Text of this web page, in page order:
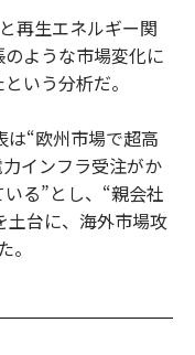
再生エネルギー関
ような市場変化に
いう分析だ。
は“欧州市場で超高
インフラ受注がか
る”とし、“親会社
土台に、海外市場攻